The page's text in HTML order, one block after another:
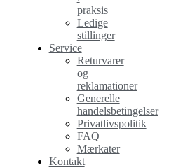
praksis
Ledige
stillinger
Service
Returvarer
og
reklamationer
Generelle
handelsbetingelser
Privatlivspolitik
FAQ
Mærkater
Kontakt